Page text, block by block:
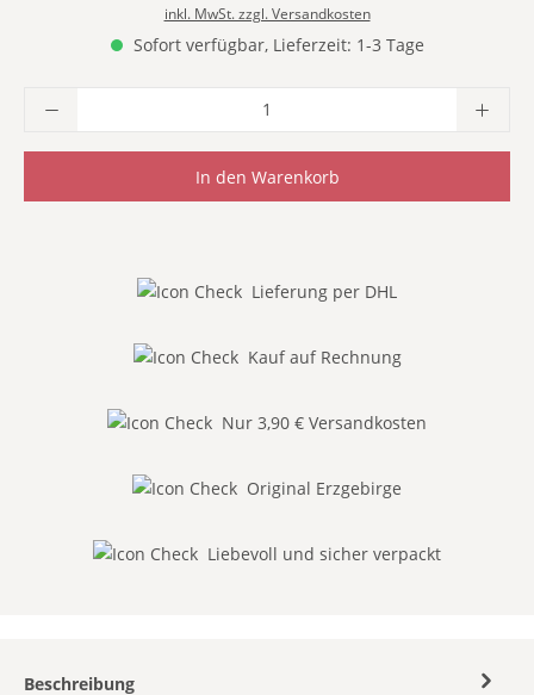
inkl. MwSt. zzgl. Versandkosten
Sofort verfügbar, Lieferzeit: 1-3 Tage
Produkt Anzahl: Gib den gewünschten
In den Warenkorb
Lieferung per DHL
Kauf auf Rechnung
Nur 3,90 € Versandkosten
Original Erzgebirge
Liebevoll und sicher verpackt
Beschreibung